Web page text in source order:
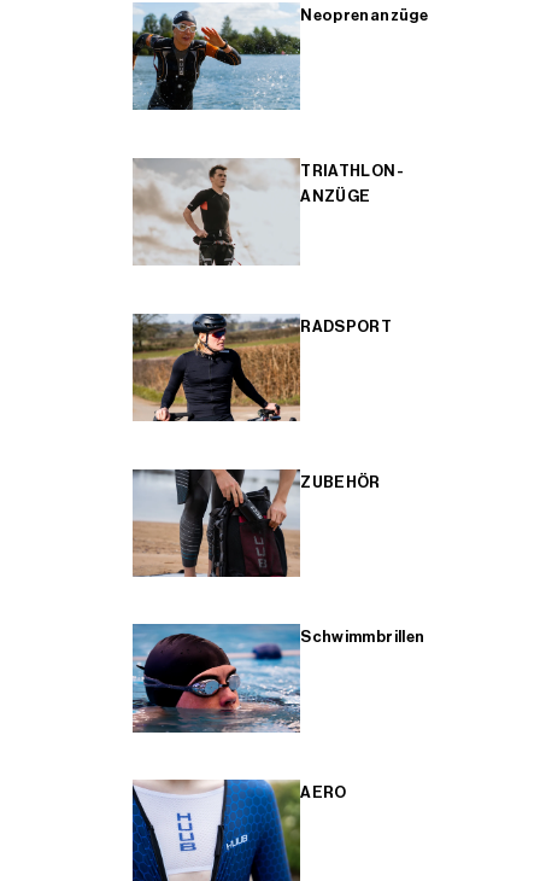
Neoprenanzüge
TRIATHLON-
ANZÜGE
RADSPORT
ZUBEHÖR
Schwimmbrillen
AERO